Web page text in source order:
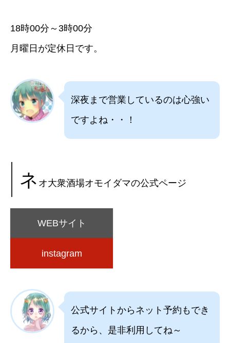
18時00分～3時00分
月曜日が定休日です。
深夜まで営業しているのは心強い
ですよね・・！
ネ オ大衆酒場オモイダマの公式ページ
WEBサイト
instagram
公式サイトからネット予約もでき
るから、是非利用してね～